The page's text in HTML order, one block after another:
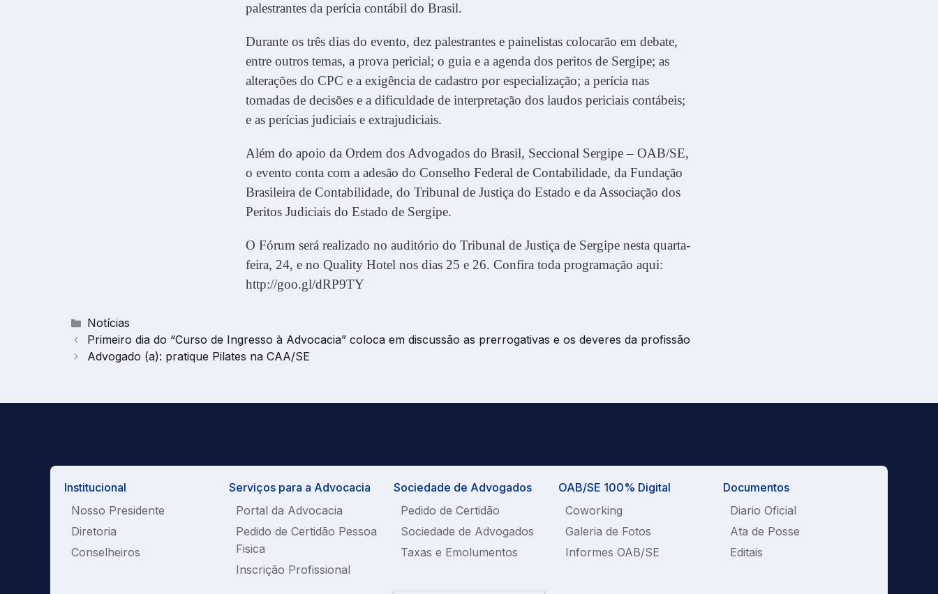
palestrantes da perícia contábil do Brasil.
Durante os três dias do evento, dez palestrantes e painelistas colocarão em debate,
entre outros temas, a prova pericial; o guia e a agenda dos peritos de Sergipe; as
alterações do CPC e a exigência de cadastro por especialização; a perícia nas
tomadas de decisões e a dificuldade de interpretação dos laudos periciais contábeis;
e as perícias judiciais e extrajudiciais.
Além do apoio da Ordem dos Advogados do Brasil, Seccional Sergipe – OAB/SE,
o evento conta com a adesão do Conselho Federal de Contabilidade, da Fundação
Brasileira de Contabilidade, do Tribunal de Justiça do Estado e da Associação dos
Peritos Judiciais do Estado de Sergipe.
O Fórum será realizado no auditório do Tribunal de Justiça de Sergipe nesta quarta-
feira, 24, e no Quality Hotel nos dias 25 e 26. Confira toda programação aqui:
http://goo.gl/dRP9TY
Categorias
Notícias
Primeiro dia do “Curso de Ingresso à Advocacia” coloca em discussão as prerrogativas e os deveres da profissão
Advogado (a): pratique Pilates na CAA/SE
Institucional
Nosso Presidente
Diretoria
Conselheiros
Serviços para a Advocacia
Portal da Advocacia
Pedido de Certidão Pessoa
Fisica
Inscrição Profissional
Sociedade de Advogados
Pedido de Certidão
Sociedade de Advogados
Taxas e Emolumentos
OAB/SE 100% Digital
Coworking
Galeria de Fotos
Informes OAB/SE
Documentos
Diario Oficial
Ata de Posse
Editais